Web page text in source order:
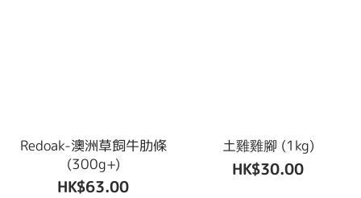
Redoak-澳洲草飼牛肋條
(300g+)
HK$63.00
土雞雞腳 (1kg)
HK$30.00